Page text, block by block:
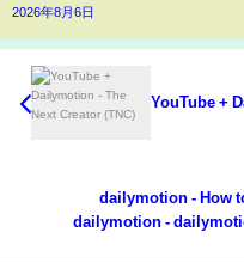
2026年8月6日
YouTube +
dailymotion - How
dailymotion -